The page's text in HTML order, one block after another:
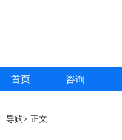
首页 咨询
导购> 正文